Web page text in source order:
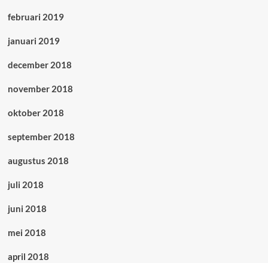
februari 2019
januari 2019
december 2018
november 2018
oktober 2018
september 2018
augustus 2018
juli 2018
juni 2018
mei 2018
april 2018